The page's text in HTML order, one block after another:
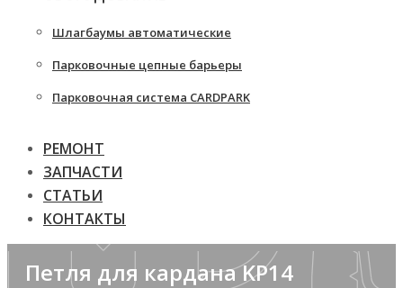
Шлагбаумы автоматические
Парковочные цепные барьеры
Парковочная система CARDPARK
РЕМОНТ
ЗАПЧАСТИ
СТАТЬИ
КОНТАКТЫ
Петля для кардана KP14